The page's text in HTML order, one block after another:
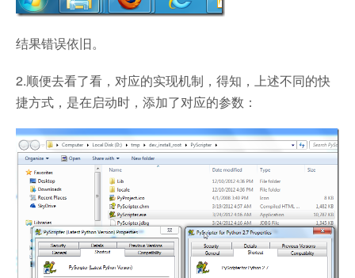
结果错误依旧。
2.顺便去看了看，对应的实现机制，得知，上述不同的快
捷方式，是在启动时，添加了对应的参数：